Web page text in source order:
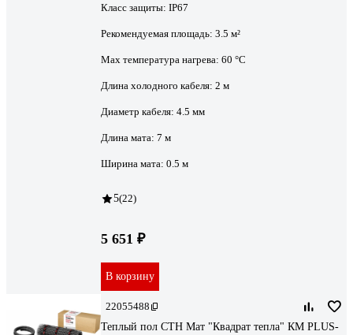
Класс защиты: IP67
Рекомендуемая площадь: 3.5 м²
Max температура нагрева: 60 °С
Длина холодного кабеля: 2 м
Диаметр кабеля: 4.5 мм
Длина мата: 7 м
Ширина мата: 0.5 м
5(22)
5 651 ₽
В корзину
22055488
Теплый пол СТН Мат "Квадрат тепла" КМ PLUS-